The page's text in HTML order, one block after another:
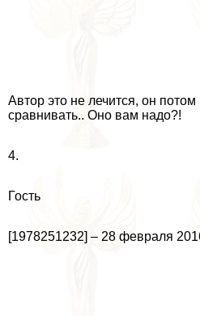
Автор это не лечится, он
сравнивать.. Оно вам надо?!
4.
Гость
[1978251232] – 28 февраля